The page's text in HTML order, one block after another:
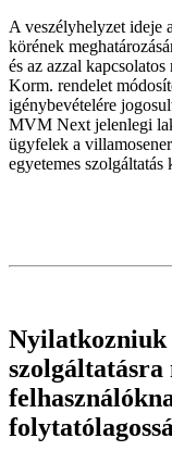
A veszélyhelyzet ideje
körének
és az azzal
Korm. rendelet
igénybevételére
MVM Next jelenlegi
ügyfelek a
egyetemes
Nyilatkozniuk
szolgáltatásra